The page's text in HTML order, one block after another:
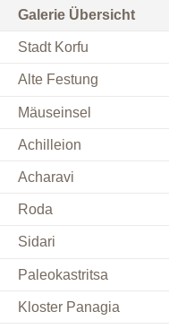
Galerie Übersicht
Stadt Korfu
Alte Festung
Mäuseinsel
Achilleion
Acharavi
Roda
Sidari
Paleokastritsa
Kloster Panagia